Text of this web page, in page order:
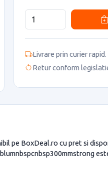
Livrare prin curier rapid.
Retur conform
pe BoxDeal.ro cu pret si